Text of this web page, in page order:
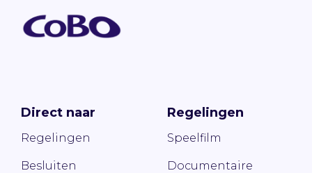
Direct naar
Regelingen
Besluiten
Regelingen
Speelfilm
Documentaire